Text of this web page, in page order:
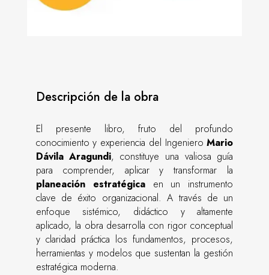
Descripción de la obra
El presente libro, fruto del profundo
conocimiento y experiencia del IngenieroMario
Dávila Aragundi, constituye una valiosa guía
para comprender, aplicar y transformar la
planeación estratégicaen un instrumento
clave de éxito organizacional. A través de un
enfoque sistémico, didáctico y altamente
aplicado, la obra desarrolla con rigor conceptual
y claridad práctica los fundamentos, procesos,
herramientas y modelos que sustentan la gestión
estratégica moderna.